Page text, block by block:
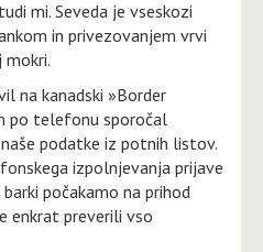
mi. Seveda je vseskozi
in privezovanjem vrvi
na kanadski »Border
po telefonu sporočal
podatke iz potnih listov.
izpolnjevanja prijave
počakamo na prihod
enkrat preverili vso